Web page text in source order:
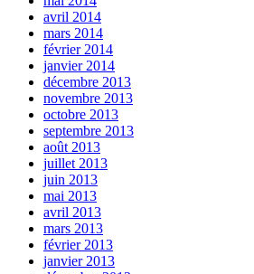
avril 2014
mars 2014
février 2014
janvier 2014
décembre 2013
novembre 2013
octobre 2013
septembre 2013
août 2013
juillet 2013
juin 2013
mai 2013
avril 2013
mars 2013
février 2013
janvier 2013